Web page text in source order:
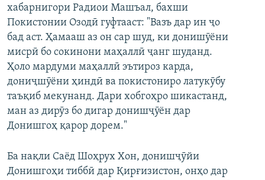
хабарнигори Радиои Машъал, бахши
Покистонии Озодӣ гуфтааст: "Вазъ дар ин ҷо
бад аст. Ҳамааш аз он сар шуд, ки донишӯёни
мисрӣ бо сокинони маҳаллӣ ҷанг шуданд.
Ҳоло мардуми маҳаллӣ эътироз карда,
дониҷшӯёни ҳиндӣ ва покистониро латукӯбу
таъқиб мекунанд. Дари хобгоҳро шикастанд,
ман аз дирӯз бо дигар донишҷӯён дар
Донишгоҳ қарор дорем."
Ба нақли Саёд Шоҳрух Хон, донишҷӯйи
Донишгоҳи тиббӣ дар Қирғизистон, онҳо дар